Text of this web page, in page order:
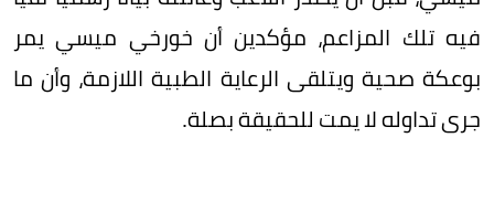
فيه تلك المزاعم، مؤكدين أن خورخي ميسي يمر
بوعكة صحية ويتلقى الرعاية الطبية اللازمة، وأن ما
جرى تداوله لا يمت للحقيقة بصلة.